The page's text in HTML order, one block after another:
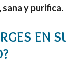
y purifica.
EN